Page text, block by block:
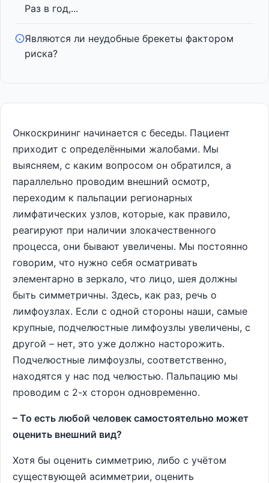
Раз в год,...
Являются ли неудобные брекеты фактором
риска?
Онкоскрининг начинается с беседы. Пациент
приходит с определёнными жалобами. Мы
выясняем, с каким вопросом он обратился, а
параллельно проводим внешний осмотр,
переходим к пальпации регионарных
лимфатических узлов, которые, как правило,
реагируют при наличии злокачественного
процесса, они бывают увеличены. Мы постоянно
говорим, что нужно себя осматривать
элементарно в зеркало, что лицо, шея должны
быть симметричны. Здесь, как раз, речь о
лимфоузлах. Если с одной стороны наши, самые
крупные, подчелюстные лимфоузлы увеличены, с
другой – нет, это уже должно насторожить.
Подчелюстные лимфоузлы, соответственно,
находятся у нас под челюстью. Пальпацию мы
проводим с 2-х сторон одновременно.
– То есть любой человек самостоятельно может
оценить внешний вид?
Хотя бы оценить симметрию, либо с учётом
существующей асимметрии, оценить